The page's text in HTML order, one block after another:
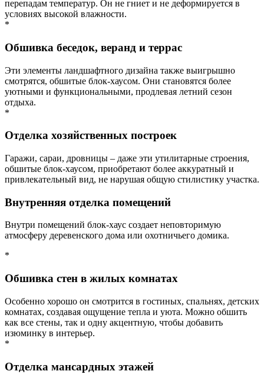
перепадам температур. Он не гниет и не деформируется в
условиях высокой влажности.
*
Обшивка беседок, веранд и террас
Эти элементы ландшафтного дизайна также выигрышно
смотрятся, обшитые блок-хаусом. Они становятся более
уютными и функциональными, продлевая летний сезон
отдыха.
*
Отделка хозяйственных построек
Гаражи, сараи, дровницы – даже эти утилитарные строения,
обшитые блок-хаусом, приобретают более аккуратный и
привлекательный вид, не нарушая общую стилистику участка.
Внутренняя отделка помещений
Внутри помещений блок-хаус создает неповторимую
атмосферу деревенского дома или охотничьего домика.
*
Обшивка стен в жилых комнатах
Особенно хорошо он смотрится в гостиных, спальнях, детских
комнатах, создавая ощущение тепла и уюта. Можно обшить
как все стены, так и одну акцентную, чтобы добавить
изюминку в интерьер.
*
Отделка мансардных этажей